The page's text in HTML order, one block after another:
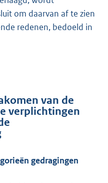
om daarvan af te zien
redenen, bedoeld in
van de
verplichtingen
gedragingen